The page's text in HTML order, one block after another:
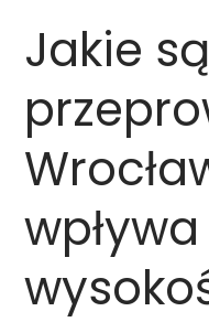
Jakie